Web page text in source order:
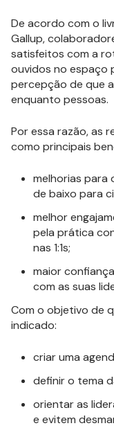
De acordo com o
Gallup,
satisfeitos com a
ouvidos no espaço
percepção de que
enquanto pessoas.
Por essa razão, as
como principais
melhorias para
de baixo para
melhor
pela prática
nas 1:1s;
maior
com as suas
Com o objetivo de
indicado:
criar uma
definir o tema
orientar as
e evitem